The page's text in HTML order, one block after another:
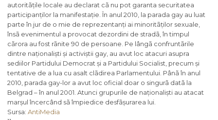
autoritãțile locale au declarat cã nu pot garanta securitatea
participanților la manifestație. În anul 2010, la parada gay au luat
parte în jur de o mie de reprezentanți ai minoritãților sexuale,
însã evenimentul a provocat dezordini de stradã, în timpul
cãrora au fost rãnite 90 de persoane. Pe lângã confruntãrile
dintre naționaliști și activiștii gay, au avut loc atacuri asupra
sediilor Partidului Democrat și a Partidului Socialist, precum și
tentative de a lua cu asalt clãdirea Parlamentului. Pânã în anul
2010, parada gay-lor a avut loc oficial doar o singurã datã la
Belgrad – în anul 2001. Atunci grupurile de naționaliști au atacat
marșul încercând sã împiedice desfãșurarea lui.
Sursa: AntiMedia